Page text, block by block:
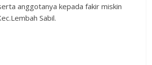
anggotanya kepada fakir miskin
Sabil.